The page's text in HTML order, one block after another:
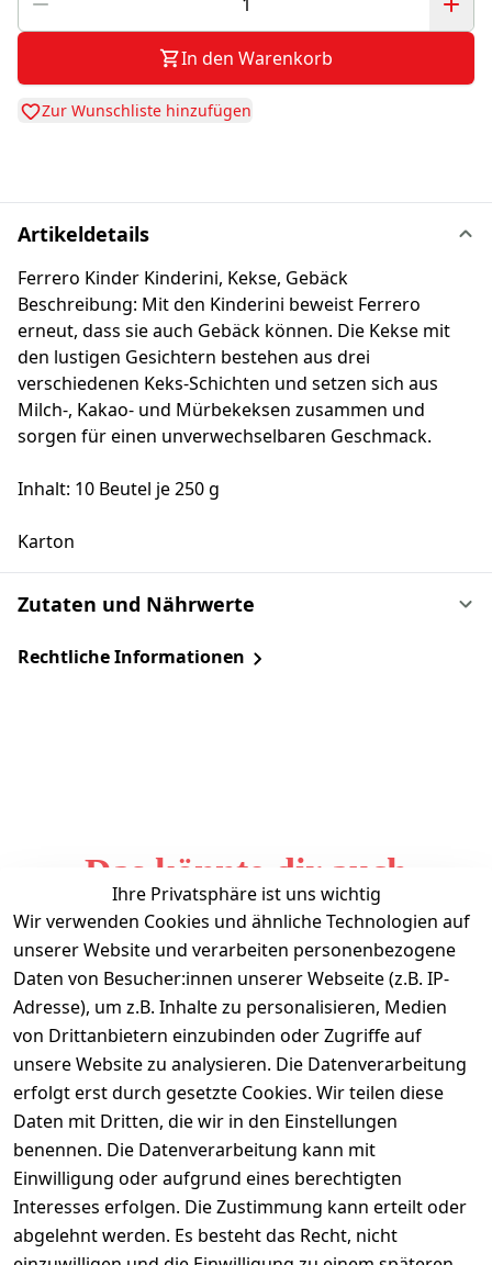
In den Warenkorb
Zur Wunschliste hinzufügen
Artikeldetails
Ferrero Kinder Kinderini, Kekse, Gebäck
Beschreibung: Mit den Kinderini beweist Ferrero
erneut, dass sie auch Gebäck können. Die Kekse mit
den lustigen Gesichtern bestehen aus drei
verschiedenen Keks-Schichten und setzen sich aus
Milch-, Kakao- und Mürbekeksen zusammen und
sorgen für einen unverwechselbaren Geschmack.
Inhalt: 10 Beutel je 250 g
Karton
Zutaten und Nährwerte
Rechtliche Informationen
Das könnte dir auch
gefallen
Ihre Privatsphäre ist uns wichtig
Wir verwenden Cookies und ähnliche Technologien auf
unserer Website und verarbeiten personenbezogene
Daten von Besucher:innen unserer Webseite (z.B. IP-
Adresse), um z.B. Inhalte zu personalisieren, Medien
von Drittanbietern einzubinden oder Zugriffe auf
unsere Website zu analysieren. Die Datenverarbeitung
erfolgt erst durch gesetzte Cookies. Wir teilen diese
Daten mit Dritten, die wir in den Einstellungen
benennen. Die Datenverarbeitung kann mit
Einwilligung oder aufgrund eines berechtigten
Interesses erfolgen. Die Zustimmung kann erteilt oder
abgelehnt werden. Es besteht das Recht, nicht
Informationen
Mein Konto